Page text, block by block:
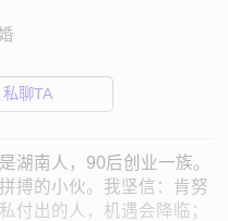
私聊TA
湖南人，90后创业一族。
搏的小伙。我坚信：肯努
付出的人，机遇会降临；